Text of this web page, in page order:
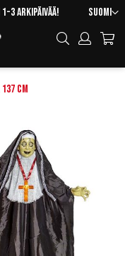
Kieli
Suomi
3 arkipäivää!
Hae
cm